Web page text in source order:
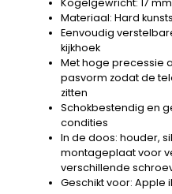
Materiaal: Hard
Eenvoudig
kijkhoek
Met hoge precessie
pasvorm zodat de
zitten
Schokbestendig en
condities
In de doos: houder,
montageplaat voor
verschillende
Geschikt voor: Apple